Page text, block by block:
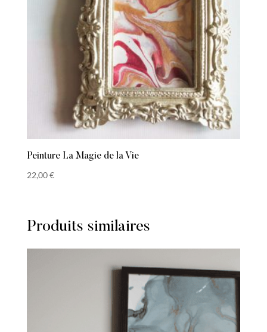
Peinture La Magie de la Vie
22,00€
Produits similaires